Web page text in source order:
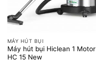
MÁY HÚT BỤI
Máy hút bụi Hiclean 1 Motor
HC 15 New